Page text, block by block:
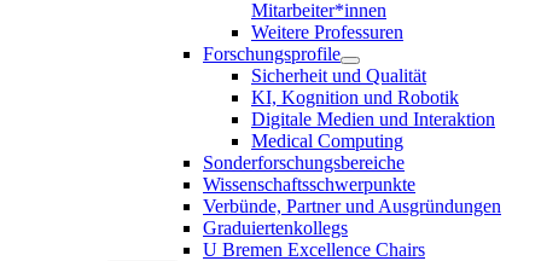
Mitarbeiter*innen
Weitere Professuren
Forschungsprofile
Sicherheit und Qualität
KI, Kognition und Robotik
Digitale Medien und Interaktion
Medical Computing
Sonderforschungsbereiche
Wissenschaftsschwerpunkte
Verbünde, Partner und Ausgründungen
Graduiertenkollegs
U Bremen Excellence Chairs